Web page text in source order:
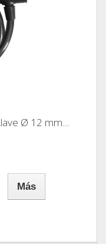
Ø 12 mm....
Más